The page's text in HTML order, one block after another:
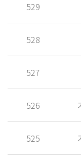
529
528
527
526
525